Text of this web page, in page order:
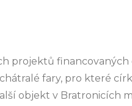
projektů
fary, pro které
objekt v Bratronicích